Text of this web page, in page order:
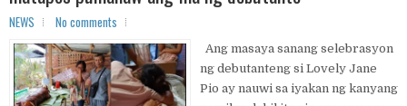
NEWS No comments
Ang masaya sanang selebrasyon
ng debutanteng si Lovely Jane
Pio ay nauwi sa iyakan ng kanyang